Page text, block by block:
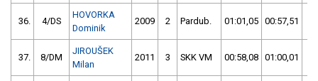
36. 4/DS
HOVORKA
Dominik
2009 2 Pardub. 01:01,05 00:57,51
37. 8/DM
JIROUŠEK
Milan
2011 3 SKK VM 00:58,08 01:00,01